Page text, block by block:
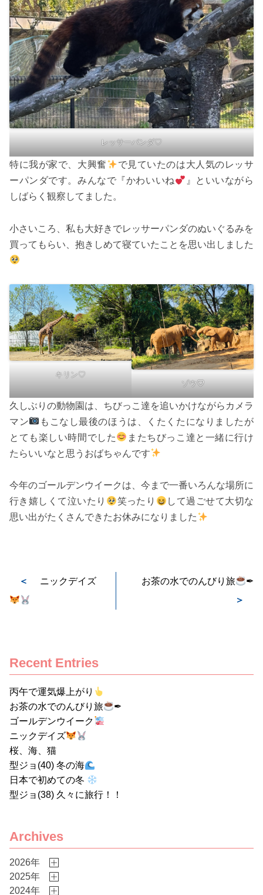
レッサーパンダ♡
特に我が家で、大興奮
で見ていたのは大人気のレッサ
ーパンダです。みんなで『かわいいね
』といいながら
しばらく観察してました。
小さいころ、私も大好きでレッサーパンダのぬいぐるみを
買ってもらい、抱きしめて寝ていたことを思い出しました
キリン♡
ゾウ♡
久しぶりの動物園は、ちびっこ達を追いかけながらカメラ
マン
もこなし最後のほうは、くたくたになりましたが
とても楽しい時間でした
またちびっこ達と一緒に行け
たらいいなと思うおばちゃんです
今年のゴールデンウイークは、今まで一番いろんな場所に
行き嬉しくて泣いたり
笑ったり
して過ごせて大切な
思い出がたくさんできたお休みになりました
＜ ニックデイズ お茶の水でのんびり旅
✒
＞
Recent Entries
丙午で運気爆上がり
お茶の水でのんびり旅
✒
ゴールデンウイーク
ニックデイズ
桜、海、猫
型ジョ(40) 冬の海
日本で初めての冬
型ジョ(38) 久々に旅行！！
Archives
2026年
2025年
2024年